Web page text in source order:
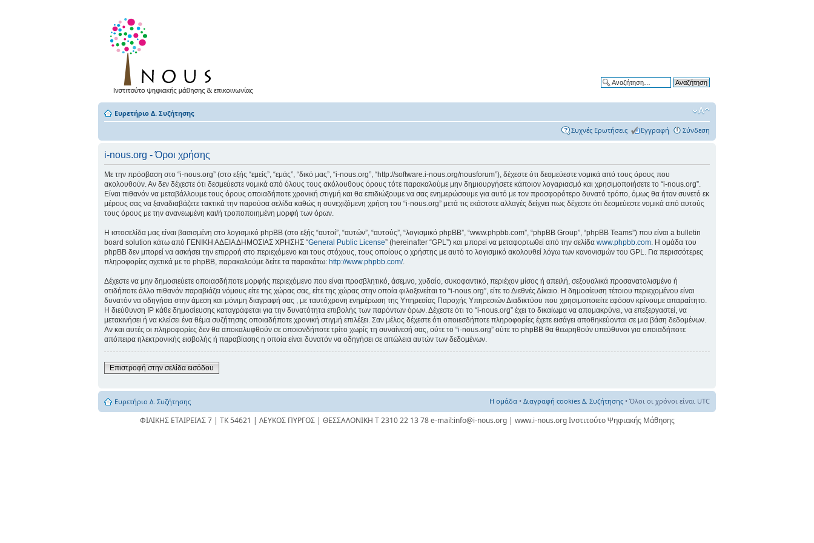
Ευρετήριο Δ. Συζήτησης
Συχνές Ερωτήσεις
Εγγραφή Σύνδεση
i-nous.org - Όροι χρήσης
Με την πρόσβαση στο “i-nous.org” (στο εξής “εμείς”, “εμάς”, “δικό μας”, “i-nous.org”, “http://software.i-nous.org/nousforum”), δέχεστε ότι δεσμεύεστε νομικά από τους όρους που
ακολουθούν. Αν δεν δέχεστε ότι δεσμεύεστε νομικά από όλους τους ακόλουθους όρους τότε παρακαλούμε μην δημιουργήσετε κάποιον λογαριασμό και χρησιμοποιήσετε το “i-nous.org”.
Είναι πιθανόν να μεταβάλλουμε τους όρους οποιαδήποτε χρονική στιγμή και θα επιδιώξουμε να σας ενημερώσουμε για αυτό με τον προσφορότερο δυνατό τρόπο, όμως θα ήταν συνετό εκ
μέρους σας να ξαναδιαβάζετε τακτικά την παρούσα σελίδα καθώς η συνεχιζόμενη χρήση του “i-nous.org” μετά τις εκάστοτε αλλαγές δείχνει πως δέχεστε ότι δεσμεύεστε νομικά από αυτούς
τους όρους με την ανανεωμένη και/ή τροποποιημένη μορφή των όρων.
Η ιστοσελίδα μας είναι βασισμένη στο λογισμικό phpBB (στο εξής “αυτοί”, “αυτών”, “αυτούς”, “λογισμικό phpBB”, “www.phpbb.com”, “phpBB Group”, “phpBB Teams”) που είναι a bulletin
board solution κάτω από ΓΕΝΙΚΗ ΑΔΕΙΑ ΔΗΜΟΣΙΑΣ ΧΡΗΣΗΣ “General Public License” (hereinafter “GPL”) και μπορεί να μεταφορτωθεί από την σελίδα www.phpbb.com. Η ομάδα του
phpBB δεν μπορεί να ασκήσει την επιρροή στο περιεχόμενο και τους στόχους, τους οποίους ο χρήστης με αυτό το λογισμικό ακολουθεί λόγω των κανονισμών του GPL. Για περισσότερες
πληροφορίες σχετικά με το phpBB, παρακαλούμε δείτε τα παρακάτω: http://www.phpbb.com/.
Δέχεστε να μην δημοσιεύετε οποιασδήποτε μορφής περιεχόμενο που είναι προσβλητικό, άσεμνο, χυδαίο, συκοφαντικό, περιέχον μίσος ή απειλή, σεξουαλικά προσανατολισμένο ή
οτιδήποτε άλλο πιθανόν παραβιάζει νόμους είτε της χώρας σας, είτε της χώρας στην οποία φιλοξενείται το “i-nous.org”, είτε το Διεθνές Δίκαιο. Η δημοσίευση τέτοιου περιεχομένου είναι
δυνατόν να οδηγήσει στην άμεση και μόνιμη διαγραφή σας , με ταυτόχρονη ενημέρωση της Υπηρεσίας Παροχής Υπηρεσιών Διαδικτύου που χρησιμοποιείτε εφόσον κρίνουμε απαραίτητο.
Η διεύθυνση IP κάθε δημοσίευσης καταγράφεται για την δυνατότητα επιβολής των παρόντων όρων. Δέχεστε ότι το “i-nous.org” έχει το δικαίωμα να απομακρύνει, να επεξεργαστεί, να
μετακινήσει ή να κλείσει ένα θέμα συζήτησης οποιαδήποτε χρονική στιγμή επιλέξει. Σαν μέλος δέχεστε ότι οποιεσδήποτε πληροφορίες έχετε εισάγει αποθηκεύονται σε μια βάση δεδομένων.
Αν και αυτές οι πληροφορίες δεν θα αποκαλυφθούν σε οποιονδήποτε τρίτο χωρίς τη συναίνεσή σας, ούτε το “i-nous.org” ούτε το phpBB θα θεωρηθούν υπεύθυνοι για οποιαδήποτε
απόπειρα ηλεκτρονικής εισβολής ή παραβίασης η οποία είναι δυνατόν να οδηγήσει σε απώλεια αυτών των δεδομένων.
Επιστροφή στην σελίδα εισόδου
Ευρετήριο Δ. Συζήτησης Η ομάδα • Διαγραφή cookies Δ. Συζήτησης • Όλοι οι χρόνοι είναι UTC
ΦΙΛΙΚΗΣ ΕΤΑΙΡΕΙΑΣ 7 | ΤΚ 54621 | ΛΕΥΚΟΣ ΠΥΡΓΟΣ | ΘΕΣΣΑΛΟΝΙΚΗ Τ 2310 22 13 78 e-mail:info@i-nous.org | www.i-nous.org Ινστιτούτο Ψηφιακής Μάθησης